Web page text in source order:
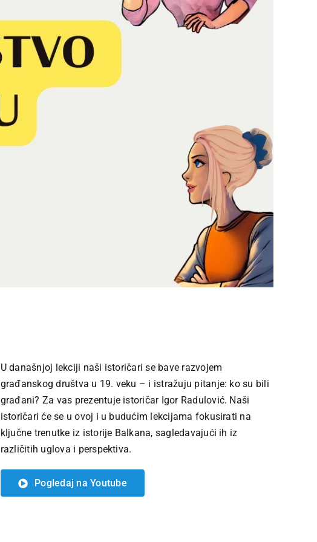
U današnjoj lekciji naši istoričari se bave razvojem
građanskog društva u 19. veku – i istražuju pitanje: ko su bili
građani? Za vas prezentuje istoričar Igor Radulović. Naši
istoričari će se u ovoj i u budućim lekcijama fokusirati na
ključne trenutke iz istorije Balkana, sagledavajući ih iz
različitih uglova i perspektiva.
Pogledaj na Youtube